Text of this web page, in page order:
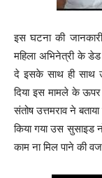
इस घटना की
महिला अभिनेत्री के
दे इसके साथ ही साथ
दिया इस मामले के ऊपर
संतोष उत्तमराव ने
किया गया उस सुसाइड
काम ना मिल पाने की